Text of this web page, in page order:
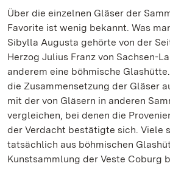
Über die einzelnen Gläser der
Favorite ist wenig bekannt. Was
Sibylla Augusta gehörte von der
Herzog Julius Franz von Sachsen-
anderem eine böhmische
die Zusammensetzung der Gläser
mit der von Gläsern in anderen
vergleichen, bei denen die
der Verdacht bestätigte sich. Viele
tatsächlich aus böhmischen
Kunstsammlung der Veste Coburg